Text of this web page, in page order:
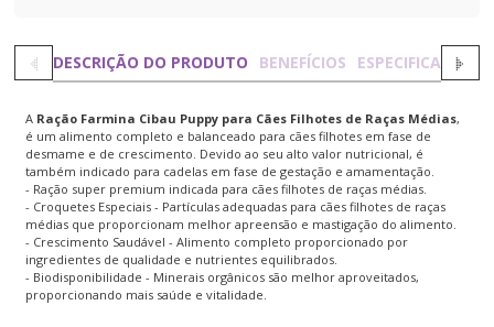
DESCRIÇÃO DO PRODUTO BENEFÍCIOS ESPECIFICAÇÕES
A Ração Farmina Cibau Puppy para Cães Filhotes de Raças Médias,
é um alimento completo e balanceado para cães filhotes em fase de
desmame e de crescimento. Devido ao seu alto valor nutricional, é
também indicado para cadelas em fase de gestação e amamentação.
- Ração super premium indicada para cães filhotes de raças médias.
- Croquetes Especiais - Partículas adequadas para cães filhotes de raças
médias que proporcionam melhor apreensão e mastigação do alimento.
- Crescimento Saudável - Alimento completo proporcionado por
ingredientes de qualidade e nutrientes equilibrados.
- Biodisponibilidade - Minerais orgânicos são melhor aproveitados,
proporcionando mais saúde e vitalidade.